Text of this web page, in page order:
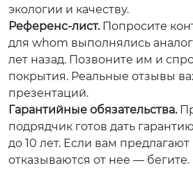
экологии и качеству.
Референс-лист.Попросите
для whom выполнялись
лет назад. Позвоните им и
покрытия. Реальные отзывы
презентаций.
Гарантийные обязательства.
подрядчик готов дать
до 10 лет. Если вам
отказываются от нее — бегите.